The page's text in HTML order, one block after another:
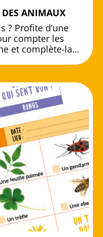
DES ANIMAUX
? Profite d’une
compter les
et complète-la…